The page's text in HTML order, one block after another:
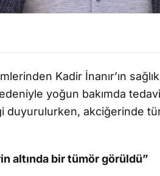
Kadir İnanır’ın
yoğun bakımda
duyurulurken, akciğerinde
altında bir tümör görüldü”